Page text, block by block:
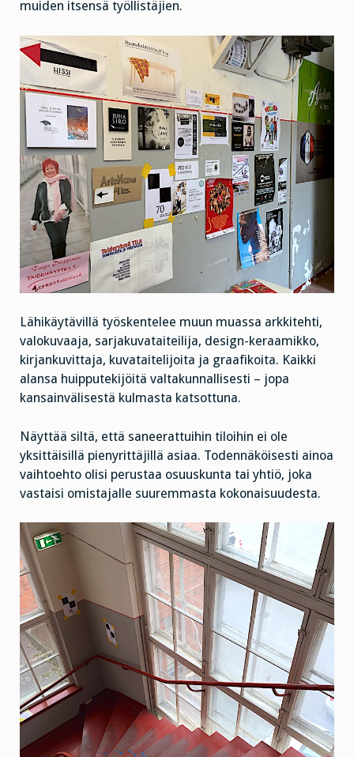
muiden itsensä työllistäjien.
Lähikäytävillä työskentelee muun muassa arkkitehti,
valokuvaaja, sarjakuvataiteilija, design-keraamikko,
kirjankuvittaja, kuvataitelijoita ja graafikoita. Kaikki
alansa huipputekijöitä valtakunnallisesti – jopa
kansainvälisestä kulmasta katsottuna.
Näyttää siltä, että saneerattuihin tiloihin ei ole
yksittäisillä pienyrittäjillä asiaa. Todennäköisesti ainoa
vaihtoehto olisi perustaa osuuskunta tai yhtiö, joka
vastaisi omistajalle suuremmasta kokonaisuudesta.